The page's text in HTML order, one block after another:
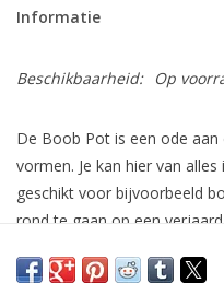
Informatie
Beschikbaarheid: Op
De Boob Pot is een ode
vormen. Je kan hier van
geschikt voor bijvoorbeeld
rond te gaan op een
Afmeting: 10 x 5 cm